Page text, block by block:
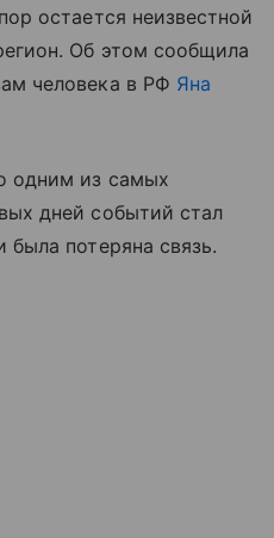
остается неизвестной
Об этом сообщила
человека в РФ Яна
одним из самых
дней событий стал
потеряна связь.